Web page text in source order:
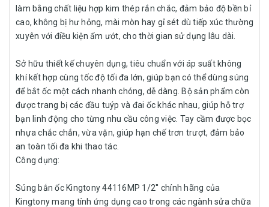
làm bằng chất liệu hợp kim thép rắn chắc, đảm bảo độ bền bỉ
cao, không bị hư hỏng, mài mòn hay gỉ sét dù tiếp xúc thường
xuyên với điều kiện ẩm ướt, cho thời gian sử dụng lâu dài.
Sở hữu thiết kế chuyên dụng, tiêu chuẩn với áp suất không
khí kết hợp cùng tốc độ tối đa lớn, giúp bạn có thể dùng súng
để bắt ốc một cách nhanh chóng, dễ dàng. Bộ sản phẩm còn
được trang bị các đầu tuýp và đai ốc khác nhau, giúp hỗ trợ
bạn linh động cho từng nhu cầu công việc. Tay cầm được bọc
nhựa chắc chắn, vừa vặn, giúp hạn chế trơn trượt, đảm bảo
an toàn tối đa khi thao tác.
Công dụng:
Súng bắn ốc Kingtony 44116MP 1/2'' chính hãng của
Kingtony mang tính ứng dụng cao trong các ngành sửa chữa